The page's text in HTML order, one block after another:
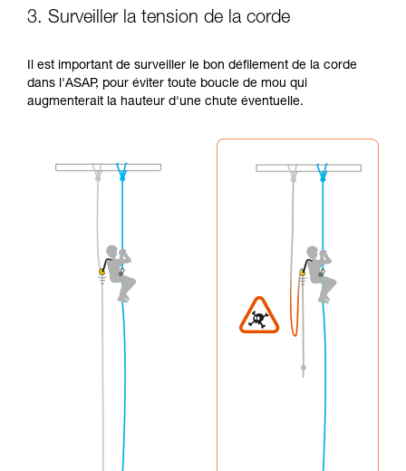
3. Surveiller la tension de la corde
Il est important de surveiller le bon défilement de la corde
dans l'ASAP, pour éviter toute boucle de mou qui
augmenterait la hauteur d'une chute éventuelle.